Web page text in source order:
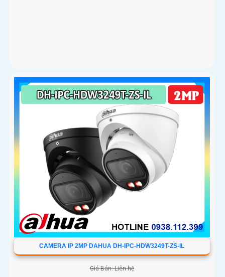
CAMERA IP 2MP DAHUA DH-IPC-HDW3249T-ZS-IL
Giá Bán: Liên hệ